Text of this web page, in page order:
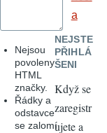
Nejsou
povoleny
HTML
značky.
Řádky a
odstavce
se zalomí
a
NEJSTE
PŘIHLÁ
ŠENI
Když se
zaregistr
ujete a